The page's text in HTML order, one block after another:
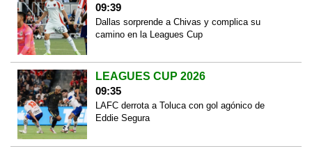
09:39
Dallas sorprende a Chivas y complica su
camino en la Leagues Cup
LEAGUES CUP 2026
09:35
LAFC derrota a Toluca con gol agónico de
Eddie Segura